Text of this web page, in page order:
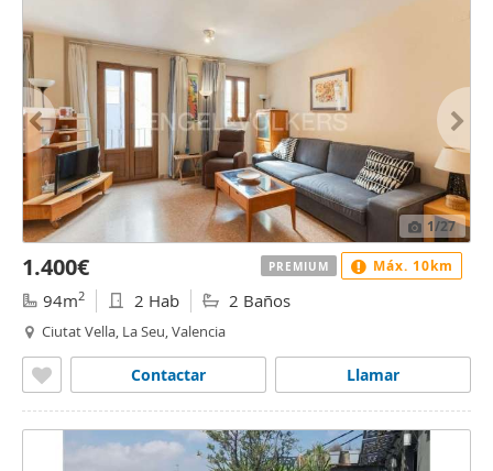
1/27
1.400€
94m2 2 Hab 2 Baños
Ciutat Vella, La Seu, Valencia
Llamar
Contactar
PREMIUM Máx. 10km